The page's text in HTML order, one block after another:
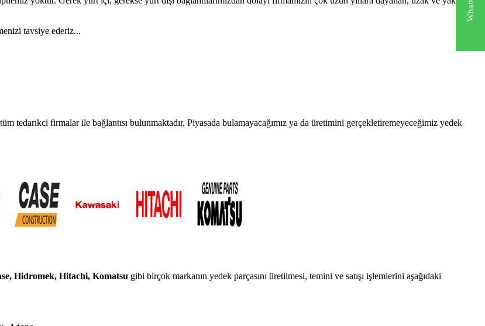
tavsiye ederiz...
tedarikci firmalar ile bağlantısı bulunmaktadır. Piyasada bulamayacağımız ya da üretimini gerçekletiremeyeceğimiz yedek
Hidromek, Hitachi, Komatsu gibi birçok markanın yedek parçasını üretilmesi, temini ve satışı işlemlerini aşağıdaki